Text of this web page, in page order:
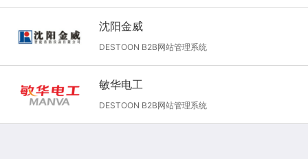
沈阳金威
DESTOON B2B网站管理系统
敏华电工
DESTOON B2B网站管理系统